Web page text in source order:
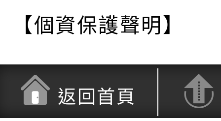
【個資保護聲明】
返回首頁